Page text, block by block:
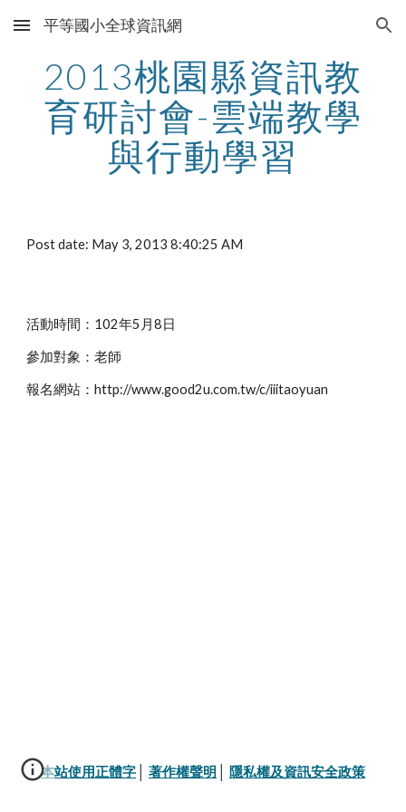
Skip to main content Skip to navigation
平等國小全球資訊網
2013桃園縣資訊教
育研討會-雲端教學
與行動學習
Post date: May 3, 2013 8:40:25 AM
活動時間：102年5月8日
參加對象：老師
報名網站：http://www.good2u.com.tw/c/iiitaoyuan
本站使用正體字 著作權聲明 隱私權及資訊安全政策